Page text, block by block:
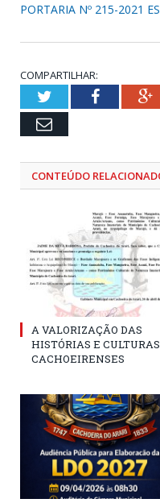
PORTARIA Nº 215-2021
COMPARTILHAR:
TwitterFacebook
Email
CONTEÚDO
A VALORIZAÇÃO DAS
HISTÓRIAS E CULTURAS
CACHOEIRENSES